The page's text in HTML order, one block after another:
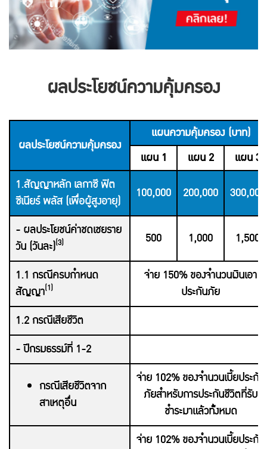
ผลประโยชน์ความคุ้มครอง
ผลประโยชน์ความคุ้มครอง
แผนความคุ้มครอง (บาท)
แผน 1
แผน 2
แผน 3
1.สัญญาหลัก เลกาซี ฟิต
ซีเนียร์ พลัส (เพื่อผู้สูงอายุ)
100,000 200,000 300,000
- ผลประโยชน์ค่าชดเชยราย
วัน (วันละ)(3) 500 1,000 1,500
1.1 กรณีครบกำหนด
สัญญา(1)
จ่าย 150% ของจำนวนเงินเอา
ประกันภัย
1.2 กรณีเสียชีวิต
- ปีกรมธรรม์ที่ 1-2
กรณีเสียชีวิตจาก
สาเหตุอื่น
จ่าย 102% ของจำนวนเบี้ยประกัน
ภัยสำหรับการประกันชีวิตที่รับ
ชำระมาแล้วทั้งหมด
จ่าย 102% ของจำนวนเบี้ยประกัน